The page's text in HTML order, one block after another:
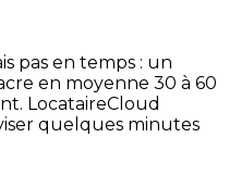
pas en temps : un
en moyenne 30 à 60
LocataireCloud
quelques minutes